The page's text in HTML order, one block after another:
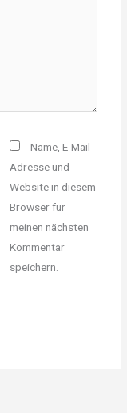
Name, E-Mail-
Adresse und
Website in diesem
Browser für
meinen nächsten
Kommentar
speichern.